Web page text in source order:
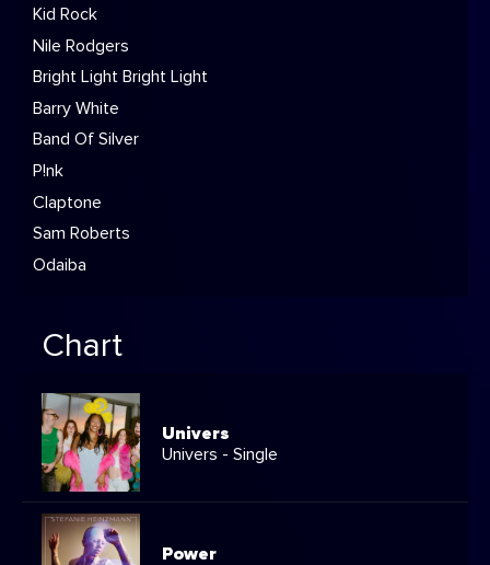
Kid Rock
Nile Rodgers
Bright Light Bright Light
Barry White
Band Of Silver
P!nk
Claptone
Sam Roberts
Odaiba
Chart
Univers
Univers - Single
Power